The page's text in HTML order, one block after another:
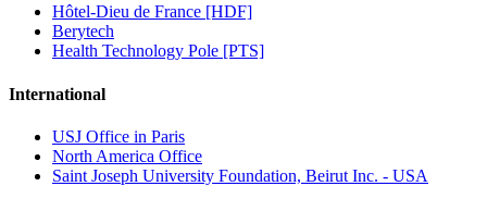
Hôtel-Dieu de France [HDF]
Berytech
Health Technology Pole [PTS]
International
USJ Office in Paris
North America Office
Saint Joseph University Foundation, Beirut Inc. - USA